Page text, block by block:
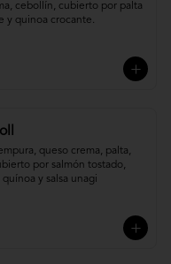
cebollín, cubierto por palta
y quinoa crocante.
queso crema, palta,
por salmón tostado,
y salsa unagi